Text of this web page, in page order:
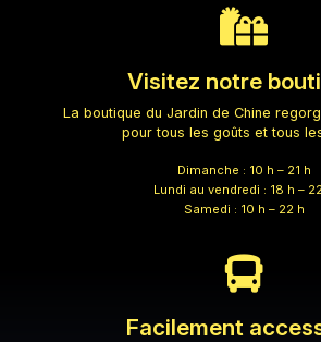
Visitez notre
La boutique du Jardin de Chine
pour tous les goûts et tous
Dimanche : 10 h – 21 h
Lundi au vendredi : 18 h –
Samedi : 10 h – 22 h
Facilement